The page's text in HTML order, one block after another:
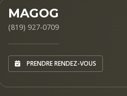
MAGOG
(819) 927-0709
PRENDRE RENDEZ-VOUS